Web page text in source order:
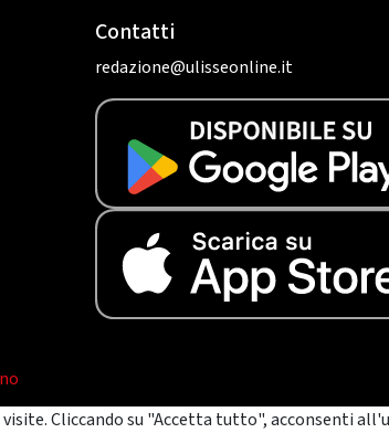
Contatti
redazione@ulisseonline.it
Cliccando su "Accetta tutto", acconsenti